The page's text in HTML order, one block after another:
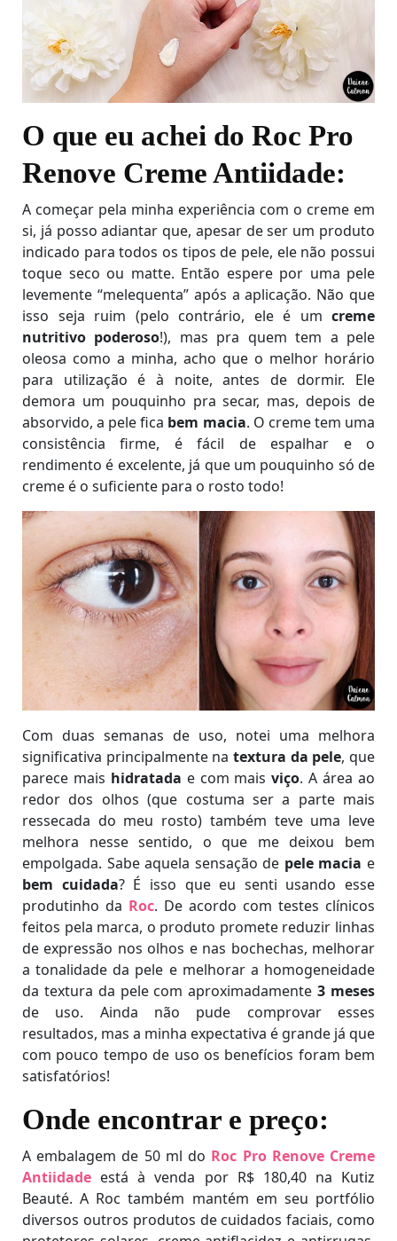
O que eu achei do Roc Pro
Renove Creme Antiidade:
A começar pela minha experiência com o creme em
si, já posso adiantar que, apesar de ser um produto
indicado para todos os tipos de pele, ele não possui
toque seco ou matte. Então espere por uma pele
levemente “melequenta” após a aplicação. Não que
isso seja ruim (pelo contrário, ele é um creme
nutritivo poderoso!), mas pra quem tem a pele
oleosa como a minha, acho que o melhor horário
para utilização é à noite, antes de dormir. Ele
demora um pouquinho pra secar, mas, depois de
absorvido, a pele fica bem macia. O creme tem uma
consistência firme, é fácil de espalhar e o
rendimento é excelente, já que um pouquinho só de
creme é o suficiente para o rosto todo!
Com duas semanas de uso, notei uma melhora
significativa principalmente na textura da pele, que
parece mais hidratada e com maisviço. A área ao
redor dos olhos (que costuma ser a parte mais
ressecada do meu rosto) também teve uma leve
melhora nesse sentido, o que me deixou bem
empolgada. Sabe aquela sensação de pele macia e
bem cuidada? É isso que eu senti usando esse
produtinho da Roc. De acordo com testes clínicos
feitos pela marca, o produto promete reduzir linhas
de expressão nos olhos e nas bochechas, melhorar
a tonalidade da pele e melhorar a homogeneidade
da textura da pele com aproximadamente3 meses
de uso. Ainda não pude comprovar esses
resultados, mas a minha expectativa é grande já que
com pouco tempo de uso os benefícios foram bem
satisfatórios!
Onde encontrar e preço:
A embalagem de 50 ml do Roc Pro Renove Creme
Antiidade está à venda por R$ 180,40 na Kutiz
Beauté. A Roc também mantém em seu portfólio
diversos outros produtos de cuidados faciais, como